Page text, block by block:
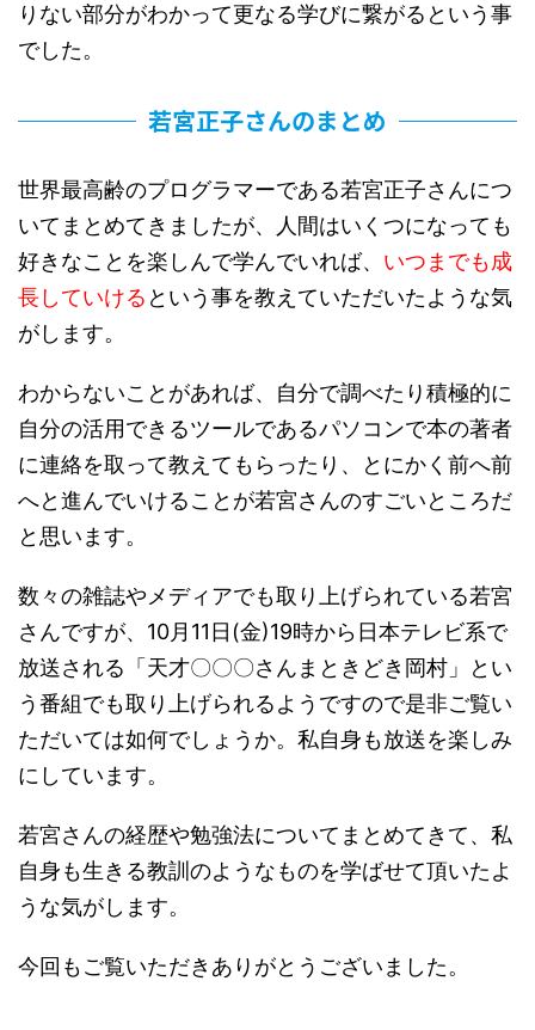
りない部分がわかって更なる学びに繋がるという事
でした。
若宮正子さんのまとめ
世界最高齢のプログラマーである若宮正子さんにつ
いてまとめてきましたが、人間はいくつになっても
好きなことを楽しんで学んでいれば、 いつまでも成
長していける という事を教えていただいたような気
がします。
わからないことがあれば、自分で調べたり積極的に
自分の活用できるツールであるパソコンで本の著者
に連絡を取って教えてもらったり、とにかく前へ前
へと進んでいけることが若宮さんのすごいところだ
と思います。
数々の雑誌やメディアでも取り上げられている若宮
さんですが、10月11日(金)19時から日本テレビ系で
放送される「天才〇〇〇さんまときどき岡村」とい
う番組でも取り上げられるようですので是非ご覧い
ただいては如何でしょうか。私自身も放送を楽しみ
にしています。
若宮さんの経歴や勉強法についてまとめてきて、私
自身も生きる教訓のようなものを学ばせて頂いたよ
うな気がします。
今回もご覧いただきありがとうございました。